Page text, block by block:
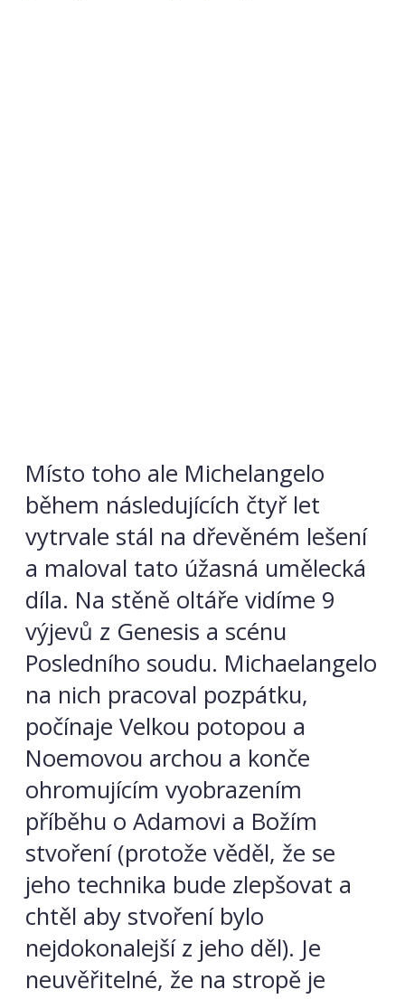
Místo toho ale Michelangelo
během následujících čtyř let
vytrvale stál na dřevěném lešení
a maloval tato úžasná umělecká
díla. Na stěně oltáře vidíme 9
výjevů z Genesis a scénu
Posledního soudu. Michaelangelo
na nich pracoval pozpátku,
počínaje Velkou potopou a
Noemovou archou a konče
ohromujícím vyobrazením
příběhu o Adamovi a Božím
stvoření (protože věděl, že se
jeho technika bude zlepšovat a
chtěl aby stvoření bylo
nejdokonalejší z jeho děl). Je
neuvěřitelné, že na stropě je